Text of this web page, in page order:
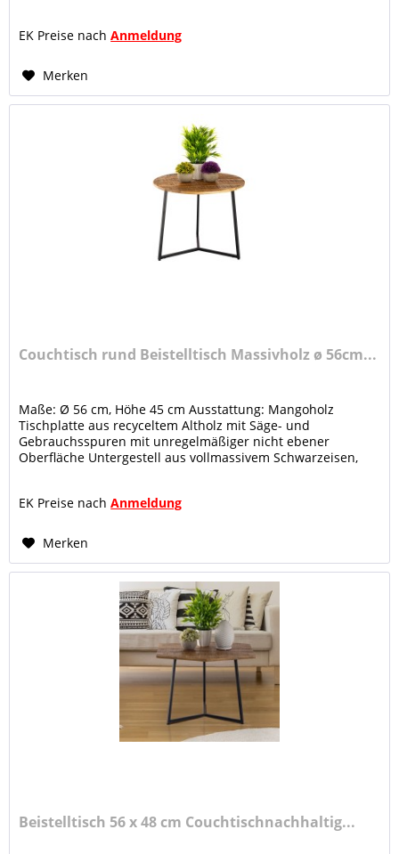
EK Preise nachAnmeldung
Merken
Couchtisch rund Beistelltisch Massivholz ø 56cm...
Maße: Ø 56 cm, Höhe 45 cm Ausstattung: Mangoholz
Tischplatte aus recyceltem Altholz mit Säge- und
Gebrauchsspuren mit unregelmäßiger nicht ebener
Oberfläche Untergestell aus vollmassivem Schwarzeisen,
EK Preise nachAnmeldung
Merken
Beistelltisch 56 x 48 cm Couchtischnachhaltig...